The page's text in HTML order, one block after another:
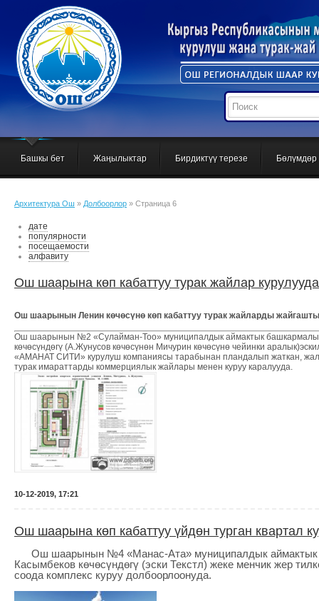
Башкы бет Жаңылыктар Бирдиктүү терезе Бөлүмдөр
Архитектура Ош » Долбоорлор » Страница 6
дате
популярности
посещаемости
алфавиту
Ош шаарына көп кабаттуу турак жайлар курулууда
Ош шаарынын Ленин көчөсүнө көп кабаттуу турак жайларды
Ош шаарынын №2 «Сулайман-Тоо» муниципалдык аймактык
көчөсүндөгү (А.Жунусов көчөсүнөн Мичурин көчөсүнө чейинки
«АМАНАТ СИТИ» курулуш компаниясы тарабынан пландалып жаткан,
турак имараттарды коммерциялык жайлары менен куруу каралууда.
10-12-2019, 17:21
Ош шаарына көп кабаттуу үйдөн турган квартал
Ош шаарынын №4 «Манас-Ата» муниципалдык аймактык
Касымбеков көчөсүндөгү (эски Текстл) жеке менчик жер
соода комплекс куруу долбоорлоонуда.